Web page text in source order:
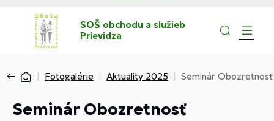
SOŠ obchodu a služieb
Prievidza
Fotogalérie Aktuality 2025 Seminár
Seminár Obozretnosť